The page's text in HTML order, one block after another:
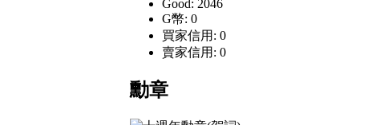
Good: 2046
G幣: 0
買家信用: 0
賣家信用: 0
勳章